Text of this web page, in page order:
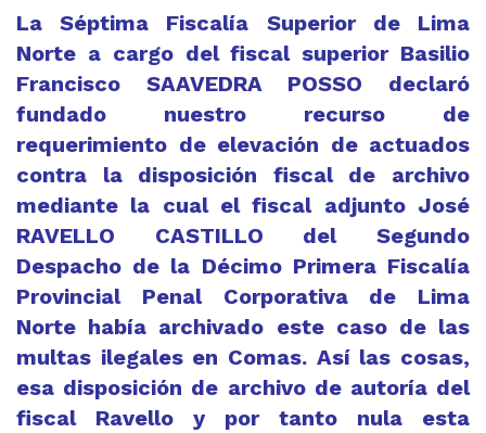
La Séptima Fiscalía Superior de Lima
Norte a cargo del fiscal superior Basilio
Francisco SAAVEDRA POSSO declaró
fundado nuestro recurso de
requerimiento de elevación de actuados
contra la disposición fiscal de archivo
mediante la cual el fiscal adjunto José
RAVELLO CASTILLO del Segundo
Despacho de la Décimo Primera Fiscalía
Provincial Penal Corporativa de Lima
Norte había archivado este caso de las
multas ilegales en Comas. Así las cosas,
esa disposición de archivo de autoría del
fiscal Ravello y por tanto nula esta